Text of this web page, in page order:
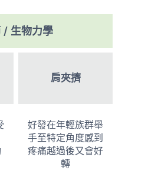
/ 生物力學
肩夾擠
好發在年輕族群舉
手至特定角度感到
疼痛越過後又會好
轉